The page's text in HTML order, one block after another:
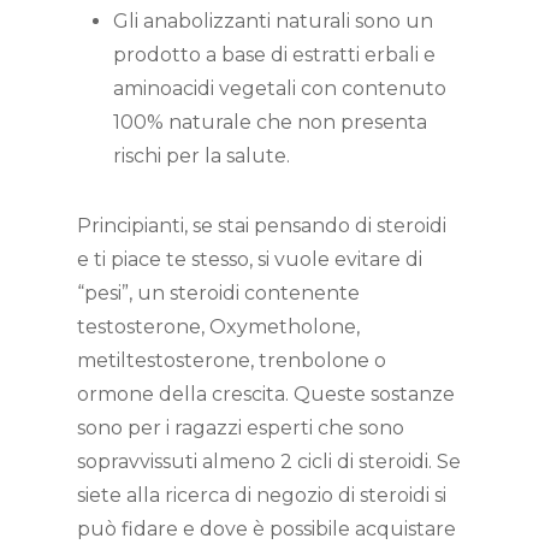
Gli anabolizzanti naturali sono un
prodotto a base di estratti erbali e
aminoacidi vegetali con contenuto
100% naturale che non presenta
rischi per la salute.
Principianti, se stai pensando di steroidi
e ti piace te stesso, si vuole evitare di
“pesi”, un steroidi contenente
testosterone, Oxymetholone,
metiltestosterone, trenbolone o
ormone della crescita. Queste sostanze
sono per i ragazzi esperti che sono
sopravvissuti almeno 2 cicli di steroidi. Se
siete alla ricerca di negozio di steroidi si
può fidare e dove è possibile acquistare